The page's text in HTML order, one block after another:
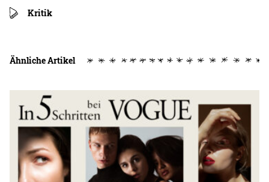
Kritik
Ähnliche Artikel